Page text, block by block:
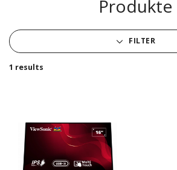
Produkte
FILTER
1 results